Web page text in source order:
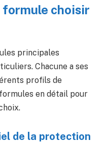
choisir
principales
Chacune a ses
profils de
en détail pour
de la protection